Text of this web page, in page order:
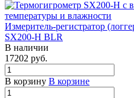
Измеритель-регистратор
SX200-H BLR
В наличии
17202 руб.
В корзину В корзине